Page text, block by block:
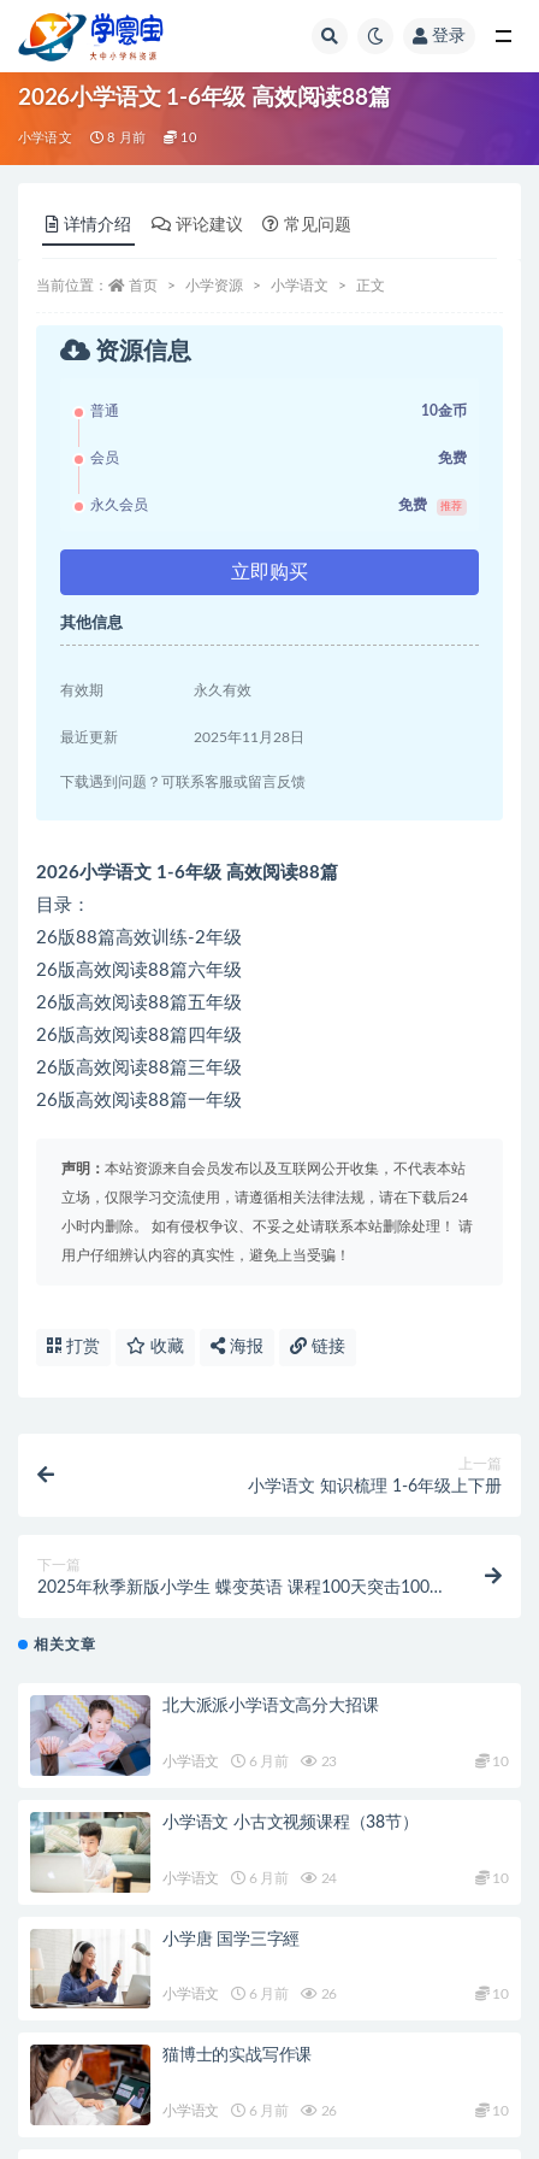
登录
2026小学语文 1-6年级 高效阅读88篇
小学语文 8 月前 10
详情介绍 评论建议 常见问题
当前位置： 首页 小学资源 小学语文 正文
资源信息
普通 10金币
会员 免费
永久会员 免费 推荐
立即购买
其他信息
有效期 永久有效
最近更新 2025年11月28日
下载遇到问题？可联系客服或留言反馈
2026小学语文 1-6年级 高效阅读88篇
目录：
26版88篇高效训练-2年级
26版高效阅读88篇六年级
26版高效阅读88篇五年级
26版高效阅读88篇四年级
26版高效阅读88篇三年级
26版高效阅读88篇一年级
声明： 本站资源来自会员发布以及互联网公开收集，不代表本站
立场，仅限学习交流使用，请遵循相关法律法规，请在下载后24
小时内删除。 如有侵权争议、不妥之处请联系本站删除处理！ 请
用户仔细辨认内容的真实性，避免上当受骗！
打赏 收藏 海报 链接
上一篇
小学语文 知识梳理 1-6年级上下册
下一篇
2025年秋季新版小学生 蝶变英语 课程100天突击1000
相关文章
北大派派小学语文高分大招课
小学语文 6 月前 23 10
小学语文 小古文视频课程（38节）
小学语文 6 月前 24 10
小学唐 国学三字經
小学语文 6 月前 26 10
猫博士的实战写作课
小学语文 6 月前 26 10
全部